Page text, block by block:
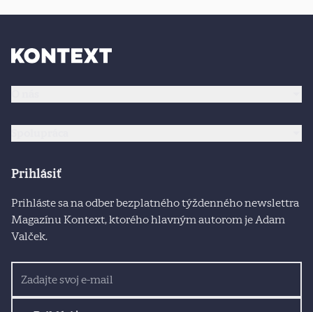
Prihlásiť
Prihláste sa na odber bezplatného týždenného newslettra
Magazínu Kontext, ktorého hlavným autorom je Adam
Valček.